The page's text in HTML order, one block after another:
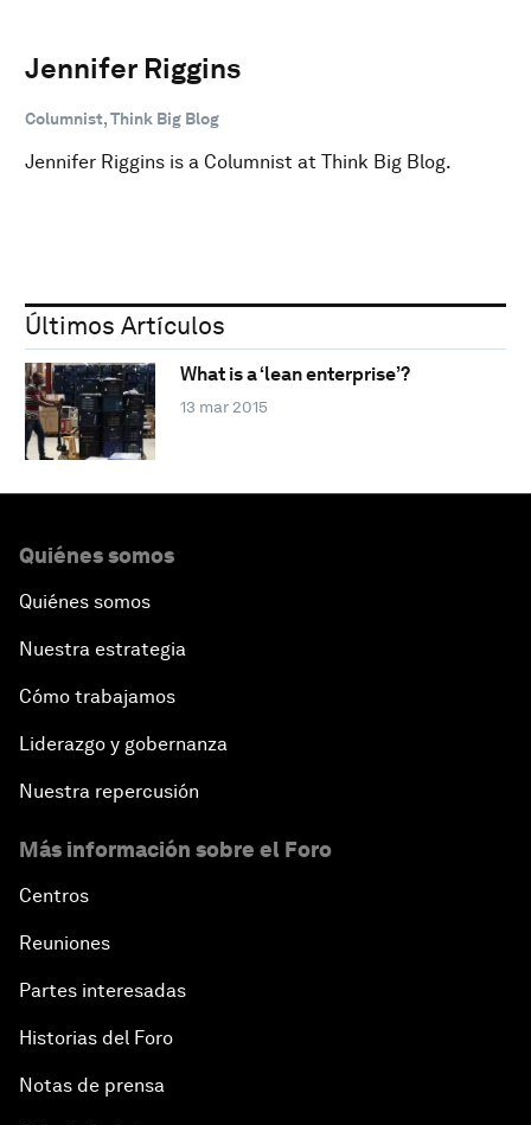
Jennifer Riggins
Columnist, Think Big Blog
Jennifer Riggins is a Columnist at Think Big Blog.
Últimos Artículos
What is a ‘lean enterprise’?
13 mar 2015
Quiénes somos
Quiénes somos
Nuestra estrategia
Cómo trabajamos
Liderazgo y gobernanza
Nuestra repercusión
Más información sobre el Foro
Centros
Reuniones
Partes interesadas
Historias del Foro
Notas de prensa